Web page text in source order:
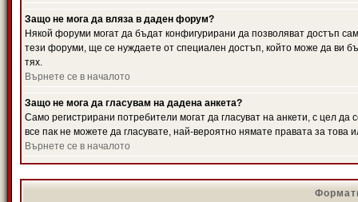
Защо не мога да вляза в даден форум?
Някой форуми могат да бъдат конфигурирани да позволяват достъп
тези форуми, ще се нуждаете от специален достъп, който може да ви
тях.
Върнете се в началото
Защо не мога да гласувам на дадена анкета?
Само регистрирани потребители могат да гласуват на анкети, с цел
все пак не можете да гласувате, най-вероятно нямате правата за това
Върнете се в началото